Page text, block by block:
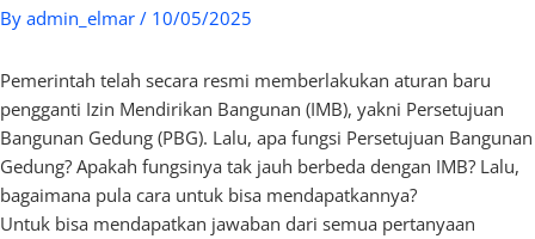
By admin_elmar / 10/05/2025
Pemerintah telah secara resmi memberlakukan aturan baru
pengganti Izin Mendirikan Bangunan (IMB), yakni Persetujuan
Bangunan Gedung (PBG). Lalu, apa fungsi Persetujuan Bangunan
Gedung? Apakah fungsinya tak jauh berbeda dengan IMB? Lalu,
bagaimana pula cara untuk bisa mendapatkannya?
Untuk bisa mendapatkan jawaban dari semua pertanyaan